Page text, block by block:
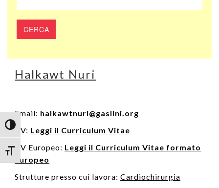
Attiva/disattiva alto contrasto
Attiva/disattiva dimensione testo
Halkawt Nuri
Email: halkawtnuri@gaslini.org
CV: Leggi il Curriculum Vitae
CV Europeo: Leggi il Curriculum Vitae formato
Europeo
Strutture presso cui lavora: Cardiochirurgia